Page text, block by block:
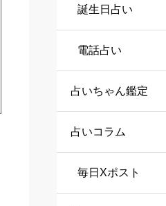
誕生日占い
電話占い
占いちゃん鑑定
占いコラム
毎日Xポスト